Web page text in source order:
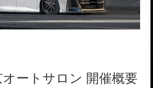
ートサロン 開催概要